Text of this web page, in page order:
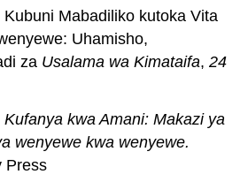
Kubuni Mabadiliko kutoka Vita
Uhamisho,
za Usalama wa Kimataifa,24
Kufanya kwa Amani: Makazi ya
wenyewe kwa wenyewe.
Press